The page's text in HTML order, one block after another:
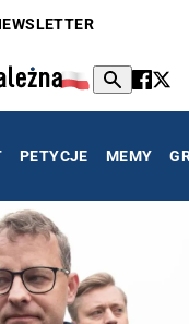
PETYCJE MEMY